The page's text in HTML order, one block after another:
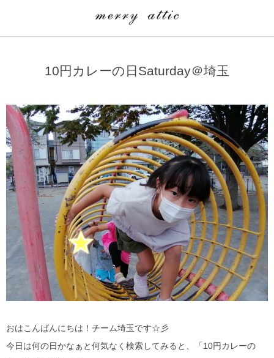
10円カレーの日Saturday＠埼玉
おはこんばんにちは！チーム埼玉です☆彡
今日は何の日かなぁと何気なく検索してみると、「10円カレーの
merry attic ミュージッククラス